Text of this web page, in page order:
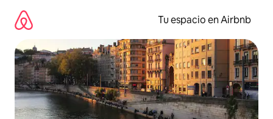
contenido
Tu espacio en Airbnb